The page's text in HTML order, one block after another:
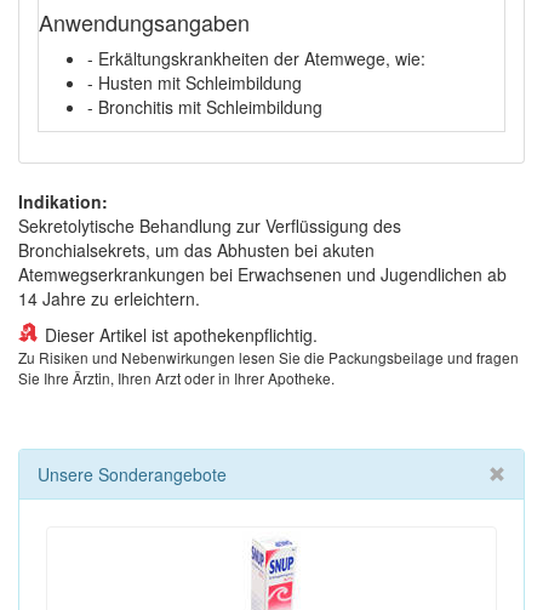
Anwendungsangaben
- Erkältungskrankheiten der Atemwege, wie:
- Husten mit Schleimbildung
- Bronchitis mit Schleimbildung
Indikation:
Sekretolytische Behandlung zur Verflüssigung des
Bronchialsekrets, um das Abhusten bei akuten
Atemwegserkrankungen bei Erwachsenen und Jugendlichen ab
14 Jahre zu erleichtern.
Dieser Artikel ist apothekenpflichtig.
Zu Risiken und Nebenwirkungen lesen Sie die Packungsbeilage und fragen
Sie Ihre Ärztin, Ihren Arzt oder in Ihrer Apotheke.
Unsere Sonderangebote